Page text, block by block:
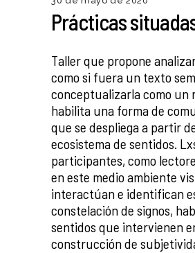
Prácticas
Taller que propone
como si fuera un texto
conceptualizarla como un
habilita una forma de
que se despliega a partir
ecosistema de sentidos.
participantes, como
en este medio ambiente
interactúan e identifican
constelación de signos,
sentidos que intervienen
construcción de